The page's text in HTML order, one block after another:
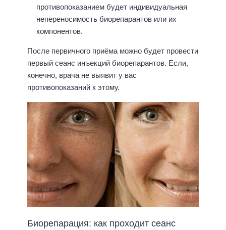
противопоказанием будет индивидуальная
непереносимость биорепарантов или их
компонентов.
После первичного приёма можно будет провести
первый сеанс инъекций биорепарантов. Если,
конечно, врача не выявит у вас
противопоказаний к этому.
Биорепарация: как проходит сеанс